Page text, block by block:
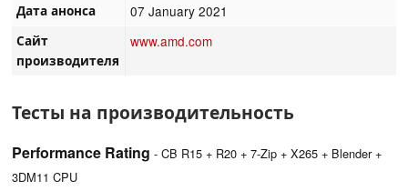
Дата анонса 07 January 2021
Сайт
производителя
www.amd.com
Тесты на производительность
Performance Rating - CB R15 + R20 + 7-Zip + X265 + Blender +
3DM11 CPU